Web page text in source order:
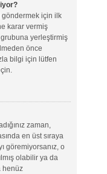
göndermek için ilk
karar vermiş
grubuna yerleştirmiş
önce
bilgi için lütfen
zaman,
en üst sıraya
göremiyorsanız, o
olabilir ya da
henüz